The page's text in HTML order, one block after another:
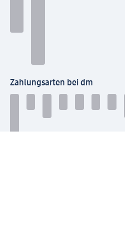
Zahlungsarten bei dm